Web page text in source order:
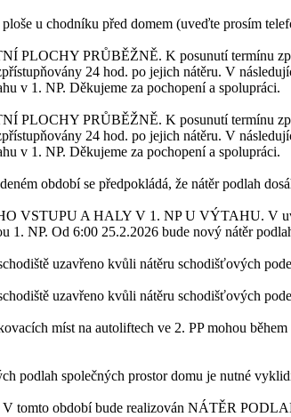
u chodníku před domem (uveďte prosím
PLOCHY PRŮBĚŽNĚ. K posunutí termínu
24 hod. po jejich nátěru. V
v 1. NP. Děkujeme za pochopení a spolupráci.
PLOCHY PRŮBĚŽNĚ. K posunutí termínu
24 hod. po jejich nátěru. V
v 1. NP. Děkujeme za pochopení a spolupráci.
období se předpokládá, že nátěr podlah
VSTUPU A HALY V 1. NP U VÝTAHU. V
1. NP. Od 6:00 25.2.2026 bude nový nátěr
uzavřeno kvůli nátěru schodišťových
uzavřeno kvůli nátěru schodišťových
míst na autoliftech ve 2. PP mohou
podlah společných prostor domu je nutné
V tomto období bude realizován NÁTĚR